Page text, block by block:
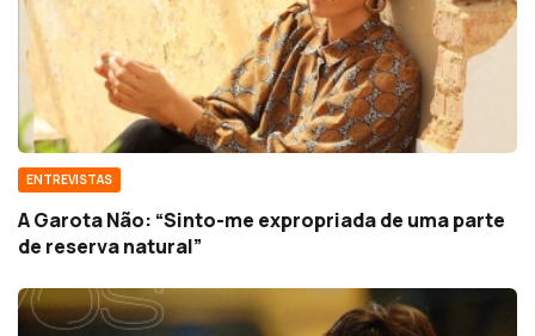
ENTREVISTAS
A Garota Não: “Sinto-me expropriada de uma parte
de reserva natural”